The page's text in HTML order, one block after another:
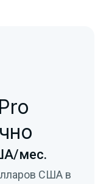
мес.
США в